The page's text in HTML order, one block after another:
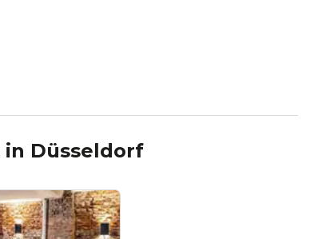
in Düsseldorf